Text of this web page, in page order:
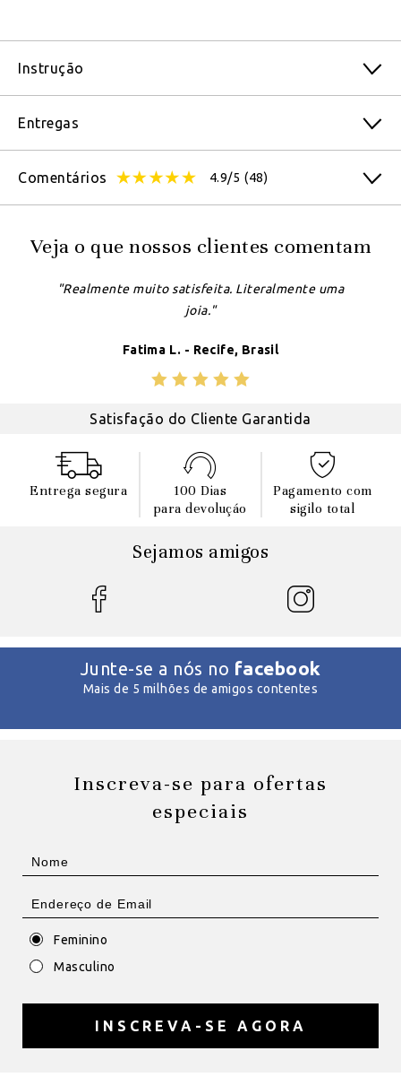
Instrução
Entregas
Comentários 4.9/5 (48)
Veja o que nossos clientes comentam
"Realmente muito satisfeita. Literalmente uma
joia."
Fatima L. - Recife, Brasil
Satisfação do Cliente Garantida
Entrega segura
100 Dias
para devoluçáo
Pagamento com
sigilo total
Sejamos amigos
Junte-se a nós no facebook
Mais de 5 milhões de amigos contentes
Inscreva-se para ofertas
especiais
Feminino
Masculino
INSCREVA-SE AGORA